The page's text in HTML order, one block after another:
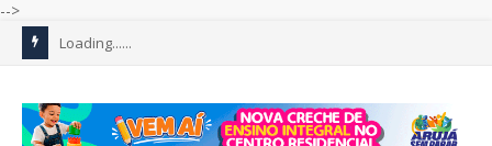
-->
Loading......